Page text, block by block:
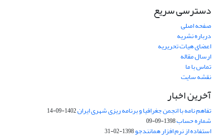
دسترسی سریع
صفحه اصلی
درباره نشریه
اعضای هیات تحریریه
ارسال مقاله
تماس با ما
نقشه سایت
آخرین اخبار
تفاهم نامه با انجمن جغرافیا و برنامه ریزی شهری ایران1402-09-14
شماره حساب1398-09-09
استفاده از نرم افزار همانندجو1398-02-31